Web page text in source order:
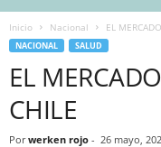
Inicio Nacional EL
NACIONAL SALUD
EL
CHILE
Por werken rojo - 26 mayo,